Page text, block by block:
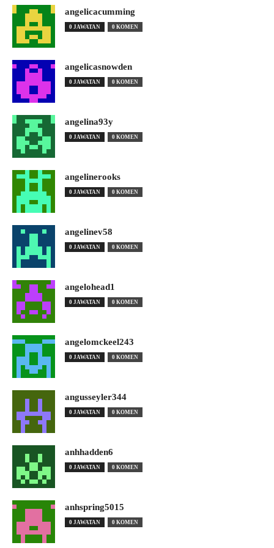
angelicacumming
0 JAWATAN 0 KOMEN
angelicasnowden
0 JAWATAN 0 KOMEN
angelina93y
0 JAWATAN 0 KOMEN
angelinerooks
0 JAWATAN 0 KOMEN
angelinev58
0 JAWATAN 0 KOMEN
angelohead1
0 JAWATAN 0 KOMEN
angelomckeel243
0 JAWATAN 0 KOMEN
angusseyler344
0 JAWATAN 0 KOMEN
anhhadden6
0 JAWATAN 0 KOMEN
anhspring5015
0 JAWATAN 0 KOMEN